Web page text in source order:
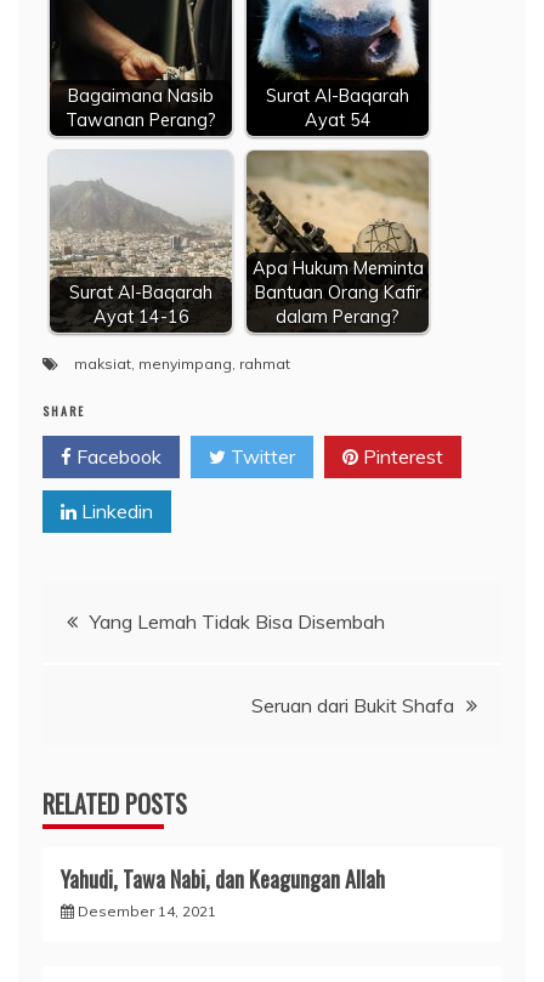
Bagaimana Nasib
Tawanan Perang?
Surat Al-Baqarah
Ayat 54
Surat Al-Baqarah
Ayat 14-16
Apa Hukum Meminta
Bantuan Orang Kafir
dalam Perang?
maksiat, menyimpang, rahmat
SHARE
Facebook Twitter Pinterest
Linkedin
Navigasi
Yang Lemah Tidak Bisa Disembah
Seruan dari Bukit Shafa
RELATED POSTS
Yahudi, Tawa Nabi, dan Keagungan Allah
Desember 14, 2021